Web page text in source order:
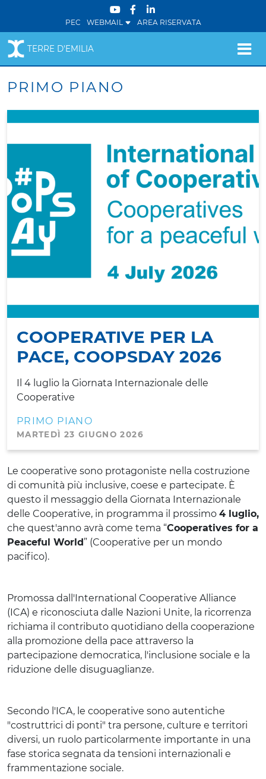
PEC WEBMAIL AREA RISERVATA
TERRE D'EMILIA
PRIMO PIANO
COOPERATIVE PER LA
PACE, COOPSDAY 2026
Il 4 luglio la Giornata Internazionale delle
Cooperative
PRIMO PIANO
MARTEDÌ 23 GIUGNO 2026
Le cooperative sono protagoniste nella costruzione
di comunità più inclusive, coese e partecipate. È
questo il messaggio della Giornata Internazionale
delle Cooperative, in programma il prossimo 4 luglio,
che quest'anno avrà come tema “Cooperatives for a
Peaceful World” (Cooperative per un mondo
pacifico).
Promossa dall'International Cooperative Alliance
(ICA) e riconosciuta dalle Nazioni Unite, la ricorrenza
richiama il contributo quotidiano della cooperazione
alla promozione della pace attraverso la
partecipazione democratica, l'inclusione sociale e la
riduzione delle disuguaglianze.
Secondo l'ICA, le cooperative sono autentiche
"costruttrici di ponti" tra persone, culture e territori
diversi, un ruolo particolarmente importante in una
fase storica segnata da tensioni internazionali e
frammentazione sociale.